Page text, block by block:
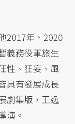
2017年、2020
義務役軍旅生
性、狂妄、風
具有發展成長
劇集版，王逸
演。